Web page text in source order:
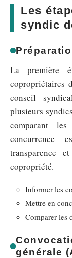
Les
syndic
La première
copropriétaires
conseil
plusieurs
comparant
concurrence
transparence
copropriété.
Informer les
Mettre en
Comparer les
générale